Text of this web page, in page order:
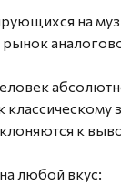
на
к
любой вкус: